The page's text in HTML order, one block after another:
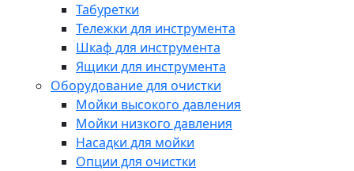
Табуретки
Тележки для инструмента
Шкаф для инструмента
Ящики для инструмента
Оборудование для очистки
Мойки высокого давления
Мойки низкого давления
Насадки для мойки
Опции для очистки